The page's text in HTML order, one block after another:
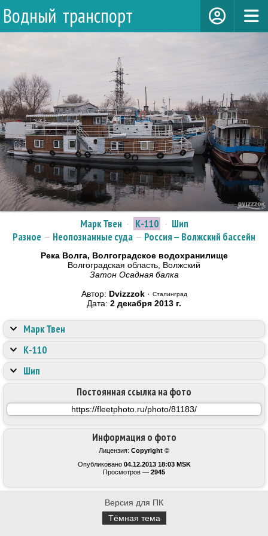
Водный транспорт
Марк Твен · К-110 · Шип
Разное — Неопознанные суда — Россия — Волжский бассейн
Река Волга, Волгоградское водохранилище
Волгоградская область, Волжский
Затон Осадная балка
Автор: Dvizzzok· Сталинград
Дата: 2 декабря 2013 г.
Информация о фото
Лицензия: Copyright ©
Опубликовано 04.12.2013 18:03 MSK
Просмотров — 2945
Постоянная ссылка на фото
Марк Твен
К-110
Шип
Версия для ПК
Тёмная тема